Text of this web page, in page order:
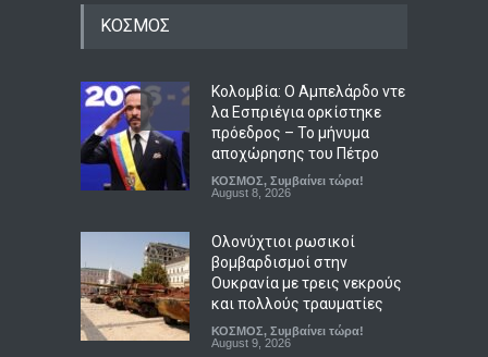
Η Ιαπωνία θωρακίζεται με
αυτοματοποιημένη ασπίδα
400 χιλιομέτρων κατά των
ΤΕΧΝΟΛΟΓΙΑ August 9, 2026
ΚΟΣΜΟΣ
Κολομβία: Ο Αμπελάρδο ντε
λα Εσπριέγια ορκίστηκε
πρόεδρος – Το μήνυμα
αποχώρησης του Πέτρο
ΚΟΣΜΟΣ, Συμβαίνει τώρα!
August 8, 2026
Ολονύχτιοι ρωσικοί
βομβαρδισμοί στην
Ουκρανία με τρεις νεκρούς
και πολλούς τραυματίες
ΚΟΣΜΟΣ, Συμβαίνει τώρα!
August 9, 2026